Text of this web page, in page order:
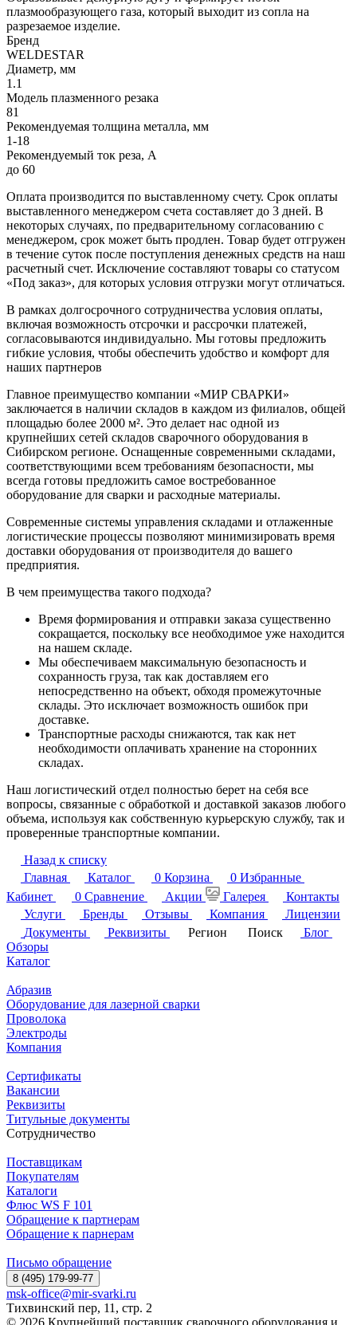
плазмообразующего газа, который выходит из сопла на
разрезаемое изделие.
Бренд
WELDESTAR
Диаметр, мм
1.1
Модель плазменного резака
81
Рекомендуемая толщина металла, мм
1-18
Рекомендуемый ток реза, А
до 60
Оплата производится по выставленному счету. Срок оплаты
выставленного менеджером счета составляет до 3 дней. В
некоторых случаях, по предварительному согласованию с
менеджером, срок может быть продлен. Товар будет отгружен
в течение суток после поступления денежных средств на наш
расчетный счет. Исключение составляют товары со статусом
«Под заказ», для которых условия отгрузки могут отличаться.
В рамках долгосрочного сотрудничества условия оплаты,
включая возможность отсрочки и рассрочки платежей,
согласовываются индивидуально. Мы готовы предложить
гибкие условия, чтобы обеспечить удобство и комфорт для
наших партнеров
Главное преимущество компании «МИР СВАРКИ»
заключается в наличии складов в каждом из филиалов, общей
площадью более 2000 м². Это делает нас одной из
крупнейших сетей складов сварочного оборудования в
Сибирском регионе. Оснащенные современными складами,
соответствующими всем требованиям безопасности, мы
всегда готовы предложить самое востребованное
оборудование для сварки и расходные материалы.
Современные системы управления складами и отлаженные
логистические процессы позволяют минимизировать время
доставки оборудования от производителя до вашего
предприятия.
В чем преимущества такого подхода?
Время формирования и отправки заказа существенно
сокращается, поскольку все необходимое уже находится
на нашем складе.
Мы обеспечиваем максимальную безопасность и
сохранность груза, так как доставляем его
непосредственно на объект, обходя промежуточные
склады. Это исключает возможность ошибок при
доставке.
Транспортные расходы снижаются, так как нет
необходимости оплачивать хранение на сторонних
складах.
Наш логистический отдел полностью берет на себя все
вопросы, связанные с обработкой и доставкой заказов любого
объема, используя как собственную курьерскую службу, так и
проверенные транспортные компании.
Назад к списку
Главная
Каталог 0 Корзина 0 Избранные
Кабинет
0 Сравнение Акции Галерея
Контакты
Услуги
Бренды Отзывы Компания
Лицензии
Документы
Реквизиты Регион Поиск
Блог
Обзоры
Каталог
Абразив
Оборудование для лазерной сварки
Проволока
Электроды
Компания
Сертификаты
Вакансии
Реквизиты
Титульные документы
Сотрудничество
Поставщикам
Покупателям
Каталоги
Флюс WS F 101
Обращение к партнерам
Обращение к парнерам
Письмо обращение
8 (495) 179-99-77
msk-office@mir-svarki.ru
Тихвинский пер, 11, стр. 2
© 2026 Крупнейший поставщик сварочного оборудования и